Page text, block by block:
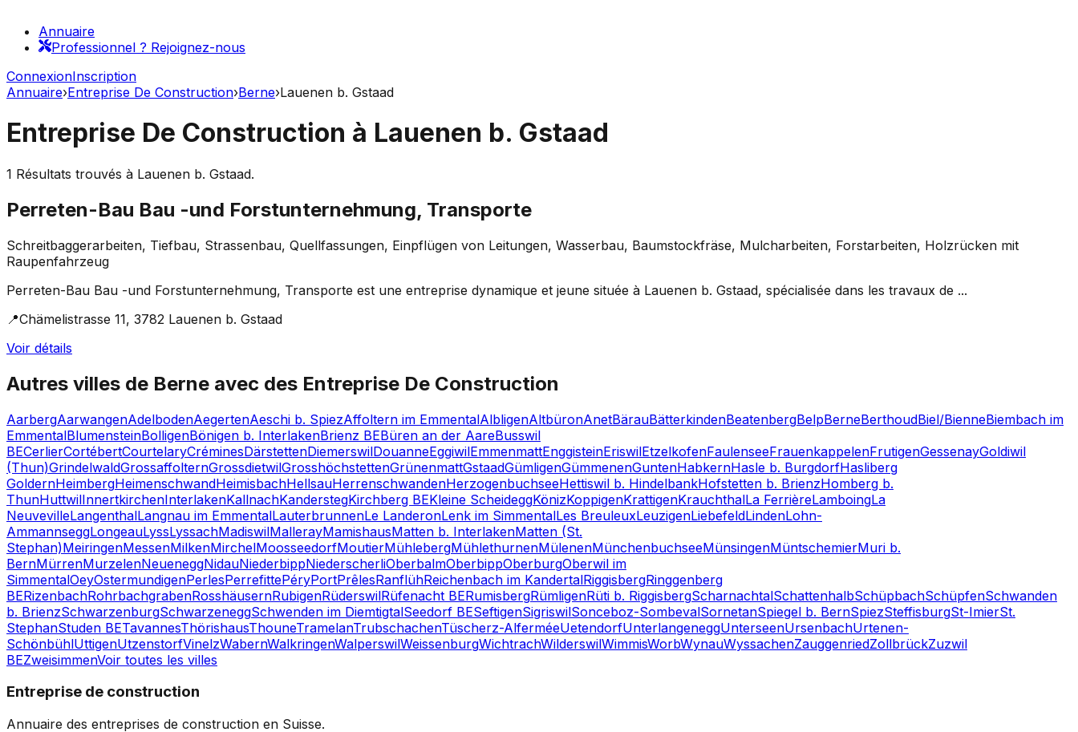
Annuaire
Professionnel ? Rejoignez-nous
ConnexionInscription
Annuaire›Entreprise De Construction›Berne›Lauenen b. Gstaad
Entreprise De Construction à Lauenen b. Gstaad
1 Résultats trouvés à Lauenen b. Gstaad.
Perreten-Bau Bau -und Forstunternehmung, Transporte
Schreitbaggerarbeiten, Tiefbau, Strassenbau, Quellfassungen, Einpflügen von Leitungen, Wasserbau, Baumstockfräse, Mulcharbeiten, Forstarbeiten, Holzrücken mit
Raupenfahrzeug
Perreten-Bau Bau -und Forstunternehmung, Transporte est une entreprise dynamique et jeune située à Lauenen b. Gstaad, spécialisée dans les travaux de ...
📍Chämelistrasse 11, 3782 Lauenen b. Gstaad
Voir détails
Autres villes de Berne avec des Entreprise De Construction
AarbergAarwangenAdelbodenAegertenAeschi b. SpiezAffoltern im EmmentalAlbligenAltbüronAnetBärauBätterkindenBeatenbergBelpBerneBerthoudBiel/BienneBiembach im
EmmentalBlumensteinBolligenBönigen b. InterlakenBrienz BEBüren an der AareBusswil
BECerlierCortébertCourtelaryCréminesDärstettenDiemerswilDouanneEggiwilEmmenmattEnggisteinEriswilEtzelkofenFaulenseeFrauenkappelenFrutigenGessenayGoldiwil
(Thun)GrindelwaldGrossaffolternGrossdietwilGrosshöchstettenGrünenmattGstaadGümligenGümmenenGuntenHabkernHasle b. BurgdorfHasliberg
GoldernHeimbergHeimenschwandHeimisbachHellsauHerrenschwandenHerzogenbuchseeHettiswil b. HindelbankHofstetten b. BrienzHomberg b.
ThunHuttwilInnertkirchenInterlakenKallnachKanderstegKirchberg BEKleine ScheideggKönizKoppigenKrattigenKrauchthalLa FerrièreLamboingLa
NeuvevilleLangenthalLangnau im EmmentalLauterbrunnenLe LanderonLenk im SimmentalLes BreuleuxLeuzigenLiebefeldLindenLohn-
AmmannseggLongeauLyssLyssachMadiswilMallerayMamishausMatten b. InterlakenMatten (St.
Stephan)MeiringenMessenMilkenMirchelMoosseedorfMoutierMühlebergMühlethurnenMülenenMünchenbuchseeMünsingenMüntschemierMuri b.
BernMürrenMurzelenNeueneggNidauNiederbippNiederscherliOberbalmOberbippOberburgOberwil im
SimmentalOeyOstermundigenPerlesPerrefittePéryPortPrêlesRanflühReichenbach im KandertalRiggisbergRinggenberg
BERizenbachRohrbachgrabenRosshäusernRubigenRüderswilRüfenacht BERumisbergRümligenRüti b. RiggisbergScharnachtalSchattenhalbSchüpbachSchüpfenSchwanden
b. BrienzSchwarzenburgSchwarzeneggSchwenden im DiemtigtalSeedorf BESeftigenSigriswilSonceboz-SombevalSornetanSpiegel b. BernSpiezSteffisburgSt-ImierSt.
StephanStuden BETavannesThörishausThouneTramelanTrubschachenTüscherz-AlferméeUetendorfUnterlangeneggUnterseenUrsenbachUrtenen-
SchönbühlUttigenUtzenstorfVinelzWabernWalkringenWalperswilWeissenburgWichtrachWilderswilWimmisWorbWynauWyssachenZauggenriedZollbrückZuzwil
BEZweisimmenVoir toutes les villes
Entreprise de construction
Annuaire des entreprises de construction en Suisse.